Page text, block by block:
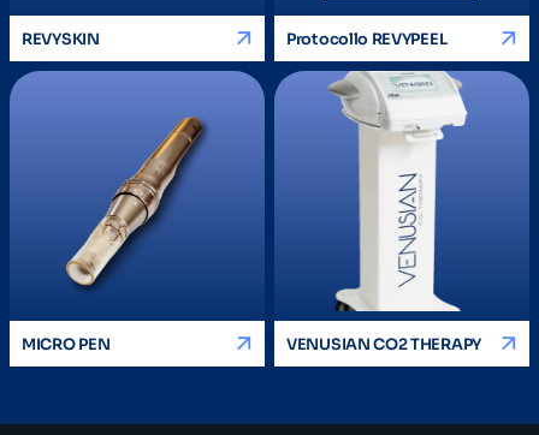
REVYSKIN Protocollo REVYPEEL
MICRO PEN VENUSIAN CO2 THERAPY